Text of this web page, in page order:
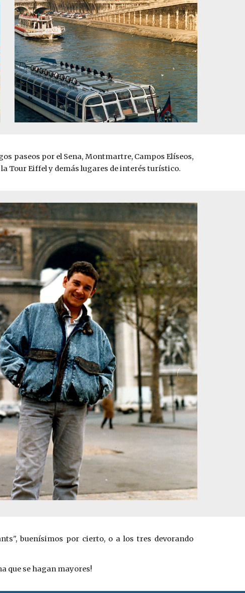
paseos por el Sena, Montmartre, Campos Elíseos,
Tour Eiffel y demás lugares de interés turístico.
buenísimos por cierto, o a los tres devorando
que se hagan mayores!